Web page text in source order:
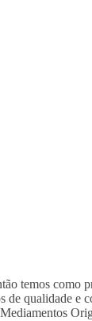
temos
qualidade